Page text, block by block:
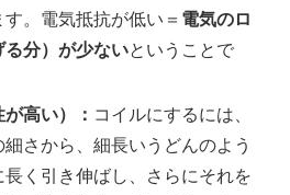
。電気抵抗が低い＝ 電気のロ
る分）が少ないということで
高い）： コイルにするには、
さから、細長いうどんのよう
く引き伸ばし、さらにそれを